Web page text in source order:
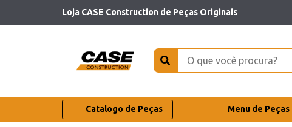
Loja CASE Construction de Peças Originais
Catalogo de Peças Menu de Peças